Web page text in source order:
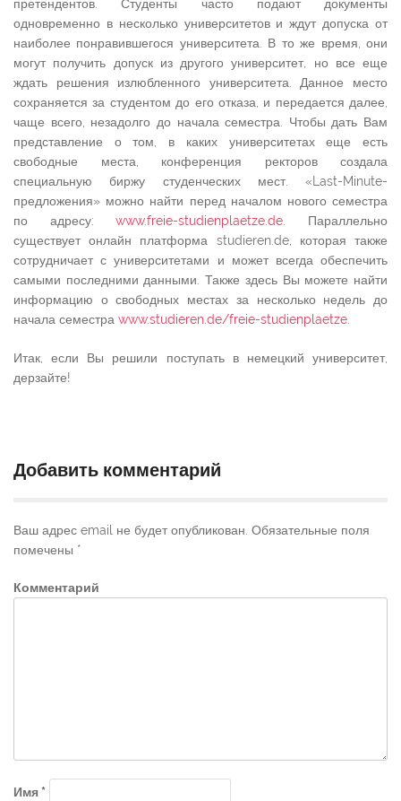
претендентов. Студенты часто подают документы
одновременно в несколько университетов и ждут допуска от
наиболее понравившегося университета. В то же время, они
могут получить допуск из другого университет, но все еще
ждать решения излюбленного университета. Данное место
сохраняется за студентом до его отказа, и передается далее,
чаще всего, незадолго до начала семестра. Чтобы дать Вам
представление о том, в каких университетах еще есть
свободные места, конференция ректоров создала
специальную биржу студенческих мест. «Last-Minute-
предложения» можно найти перед началом нового семестра
по адресу:www.freie-studienplaetze.de . Параллельно
существует онлайн платформа studieren.de, которая также
сотрудничает с университетами и может всегда обеспечить
самыми последними данными. Также здесь Вы можете найти
информацию о свободных местах за несколько недель до
начала семестра www.studieren.de/freie-studienplaetze
Итак, если Вы решили поступать в немецкий университет,
дерзайте!
Добавить комментарий
Ваш адрес email не будет опубликован. Обязательные поля
помечены *
Комментарий
Имя*